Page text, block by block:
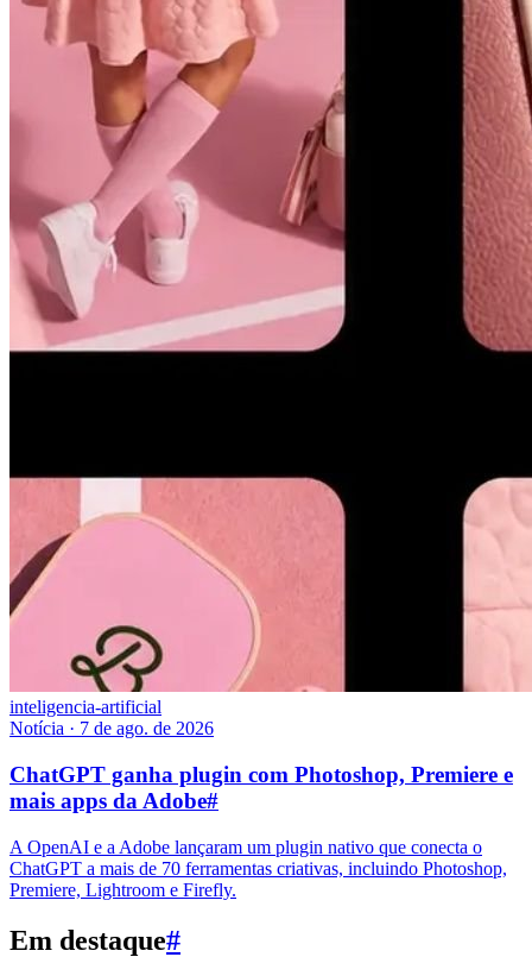
inteligencia-artificial
Notícia · 7 de ago. de 2026
ChatGPT ganha plugin com Photoshop, Premiere e
mais apps da Adobe#
A OpenAI e a Adobe lançaram um plugin nativo que conecta o
ChatGPT a mais de 70 ferramentas criativas, incluindo Photoshop,
Premiere, Lightroom e Firefly.
Em destaque#